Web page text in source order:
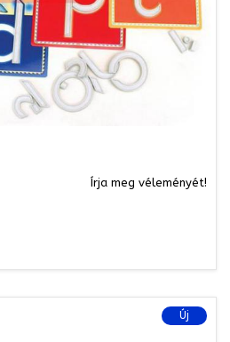
Írja meg véleményét!
Új